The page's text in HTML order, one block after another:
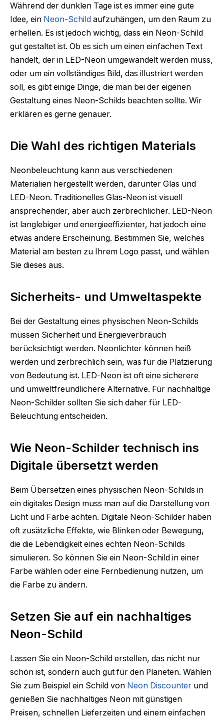
Während der dunklen Tage ist es immer eine gute
Idee, ein Neon-Schild aufzuhängen, um den Raum zu
erhellen. Es ist jedoch wichtig, dass ein Neon-Schild
gut gestaltet ist. Ob es sich um einen einfachen Text
handelt, der in LED-Neon umgewandelt werden muss,
oder um ein vollständiges Bild, das illustriert werden
soll, es gibt einige Dinge, die man bei der eigenen
Gestaltung eines Neon-Schilds beachten sollte. Wir
erklären es gerne genauer.
Die Wahl des richtigen Materials
Neonbeleuchtung kann aus verschiedenen
Materialien hergestellt werden, darunter Glas und
LED-Neon. Traditionelles Glas-Neon ist visuell
ansprechender, aber auch zerbrechlicher. LED-Neon
ist langlebiger und energieeffizienter, hat jedoch eine
etwas andere Erscheinung. Bestimmen Sie, welches
Material am besten zu Ihrem Logo passt, und wählen
Sie dieses aus.
Sicherheits- und Umweltaspekte
Bei der Gestaltung eines physischen Neon-Schilds
müssen Sicherheit und Energieverbrauch
berücksichtigt werden. Neonlichter können heiß
werden und zerbrechlich sein, was für die Platzierung
von Bedeutung ist. LED-Neon ist oft eine sicherere
und umweltfreundlichere Alternative. Für nachhaltige
Neon-Schilder sollten Sie sich daher für LED-
Beleuchtung entscheiden.
Wie Neon-Schilder technisch ins
Digitale übersetzt werden
Beim Übersetzen eines physischen Neon-Schilds in
ein digitales Design muss man auf die Darstellung von
Licht und Farbe achten. Digitale Neon-Schilder haben
oft zusätzliche Effekte, wie Blinken oder Bewegung,
die die Lebendigkeit eines echten Neon-Schilds
simulieren. So können Sie ein Neon-Schild in einer
Farbe wählen oder eine Fernbedienung nutzen, um
die Farbe zu ändern.
Setzen Sie auf ein nachhaltiges
Neon-Schild
Lassen Sie ein Neon-Schild erstellen, das nicht nur
schön ist, sondern auch gut für den Planeten. Wählen
Sie zum Beispiel ein Schild von Neon Discounter und
genießen Sie nachhaltiges Neon mit günstigen
Preisen, schnellen Lieferzeiten und einem einfachen